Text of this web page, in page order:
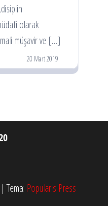
olarak
müşavir ve […]
20 Mart 2019
| Tema: Popularis Press